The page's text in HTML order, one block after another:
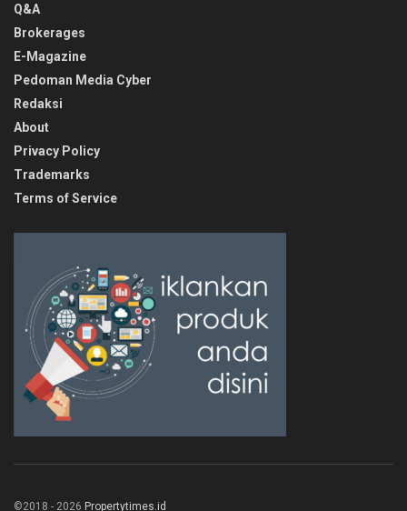
Q&A
Brokerages
E-Magazine
Pedoman Media Cyber
Redaksi
About
Privacy Policy
Trademarks
Terms of Service
©2018 - 2026 Propertytimes.id